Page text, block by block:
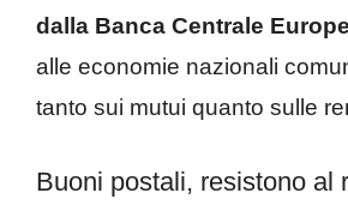
dalla Banca Centrale
alle economie nazionali
tanto sui mutui quanto sulle
Buoni postali, resistono al